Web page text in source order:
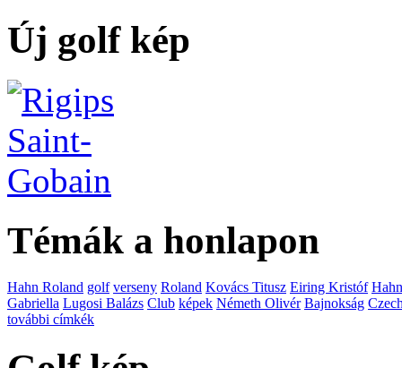
Új golf kép
Témák a honlapon
Hahn Roland golf verseny Roland Kovács Titusz Eiring Kristóf Hahn
Gabriella Lugosi Balázs Club képek Németh Olivér Bajnokság
további címkék